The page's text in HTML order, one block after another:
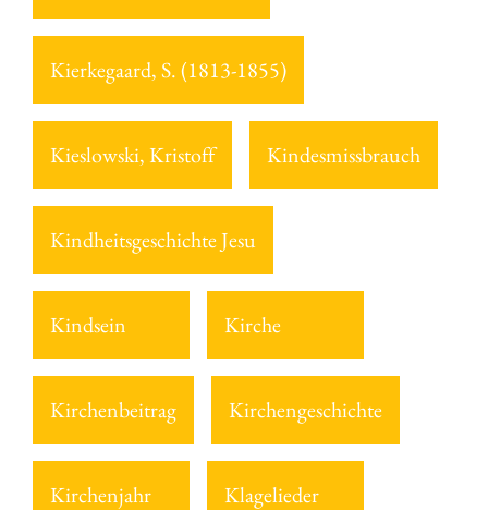
Kierkegaard, S. (1813-1855)
Kieslowski, Kristoff Kindesmissbrauch
Kindheitsgeschichte Jesu
Kindsein Kirche
Kirchenbeitrag Kirchengeschichte
Kirchenjahr Klagelieder